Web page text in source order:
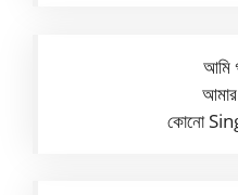
আমি
কোনো